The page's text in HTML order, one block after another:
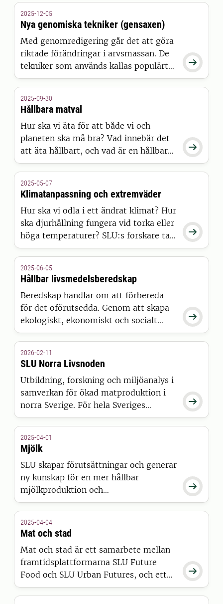
genomförda inom forskningsprojekten
Plan’EAT, PLATE och SWITCH. Deltar i
dessa forskningsprojekt gör forskare
från SLU, Stockholms universitet,
Beijer institutet, RISE och Chalmers
och ett stort antal universitet runt om
i Europa.

2025-12-05
Nya genomiska tekniker (gensaxen)
Med genomredigering går det att göra
riktade förändringar i arvsmassan. De
tekniker som används kallas populärt
för gensaxar. Med hjälp av sådan
teknik kan forskningen ta fram nya
sorter av grödor som ger mer mat,
minskar behovet av kemikalier i
jordbruket och som är anpassade till
ett förändrat klimat.

2025-09-30
Hållbara matval
Hur ska vi äta för att både vi och
planeten ska må bra? Vad innebär det
att äta hållbart, och vad är en hållbar
kost? Och vad är det som påverkar våra
matval?

2025-05-07
Klimatanpassning och extremväder
Hur ska vi odla i ett ändrat klimat? Hur
ska djurhållning fungera vid torka eller
höga temperaturer? SLU:s forskare tar
fram åtgärder och beredskap för
extrema klimat.

2025-06-05
Hållbar livsmedelsberedskap
Beredskap handlar om att förbereda
för det oförutsedda. Genom att skapa
ekologiskt, ekonomiskt och socialt
hållbara livsmedelssystem kan vi
bygga upp robusta system som även
klarar påfrestningarna under kriser. På
den här temasidan samlar vi kunskap
från SLU med koppling till hållbarhet
och livsmedelsberedskap.

2026-02-11
SLU Norra Livsnoden
Utbildning, forskning och miljöanalys i
samverkan för ökad matproduktion i
norra Sverige. För hela Sveriges
livsmedelsberedskap.

2025-04-01
Mjölk
SLU skapar förutsättningar och generar
ny kunskap för en mer hållbar
mjölkproduktion och
mjölkkonsumtion. Här samlar vi
krönikor, rapporter, evenemang och
aktuell forskning om mjölk.

2025-04-04
Mat och stad
Mat och stad är ett samarbete mellan
framtidsplattformarna SLU Future
Food och SLU Urban Futures, och ett
forum där forskningsfrågor i
kopplingen mellan framtidens hållbara